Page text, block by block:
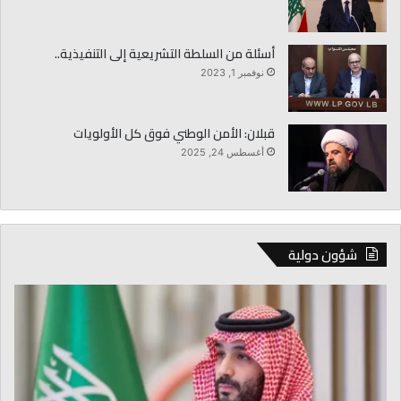
أسئلة من السلطة التشريعية إلى التنفيذية..
نوفمبر 1, 2023
قبلان: الأمن الوطني فوق كل الأولويات
أغسطس 24, 2025
شؤون دولية